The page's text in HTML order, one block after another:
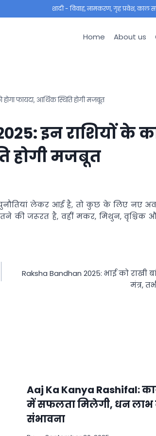
शादी - विवाह, नामकरण, गृह प्रवेश, काल
Home About us
फायदा, आर्थिक स्थिति होगी मजबूत
इन राशियों के
होगी मजबूत
लेकर आई है, तो कुछ के लिए नए
की जरूरत है, वहीं मकर, मिथुन, वृश्चिक
Raksha Bandhan 2025: भाई को
मंत्र,
Aaj Ka Kanya Rashifal:
में सफलता मिलेगी, धन लाभ
संभावना